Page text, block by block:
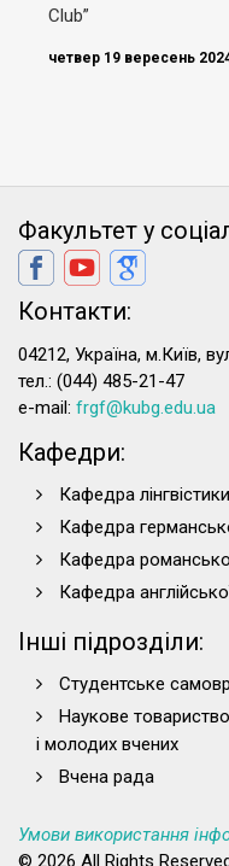
Club”
четвер 19 вересень
Факультет у
Контакти:
04212, Україна, м.Київ,
тел.: (044) 485-21-47
e-mail: frgf@kubg.edu.ua
Кафедри:
Кафедра
Кафедра
Кафедра
Кафедра
Інші підрозділи:
Студентське
Наукове товариство
і молодих вчених
Вчена рада
Умови використання
© 2026 All Rights